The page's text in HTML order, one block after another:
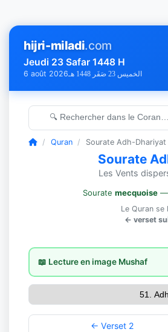
hijri-miladi.com
Jeudi 23 Safar 1448 H
6 août 2026 الخميس 23 صَفَر 1448 هـ
🔍 Rechercher dans le Coran…
/ Quran / Sourate Adh-Dhariyat
Les Vents
Sourate mecquoise —
Le Quran
← verset
📖 Lecture en image Mushaf
← Verset 2